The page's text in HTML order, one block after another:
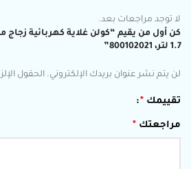
لا توجد مراجعات بعد.
1.7 لتر، 800102021”
لن يتم نشر عنوان بريدك الإلكتروني. الحقول
تقييمك *
مراجعتك *